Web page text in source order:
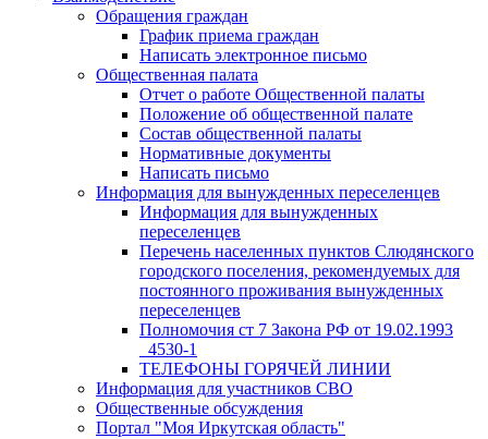
Обращения граждан
График приема граждан
Написать электронное письмо
Общественная палата
Отчет о работе Общественной палаты
Положение об общественной палате
Состав общественной палаты
Нормативные документы
Написать письмо
Информация для вынужденных переселенцев
Информация для вынужденных
переселенцев
Перечень населенных пунктов Слюдянского
городского поселения, рекомендуемых для
постоянного проживания вынужденных
переселенцев
Полномочия ст 7 Закона РФ от 19.02.1993
_4530-1
ТЕЛЕФОНЫ ГОРЯЧЕЙ ЛИНИИ
Информация для участников СВО
Общественные обсуждения
Портал "Моя Иркутская область"